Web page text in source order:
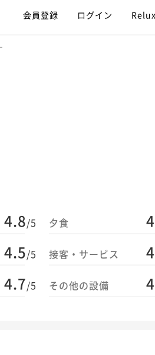
会員登録 ログイン
4.8/5
4.5/5
4.7/5
夕食
接客・サービス
その他の設備